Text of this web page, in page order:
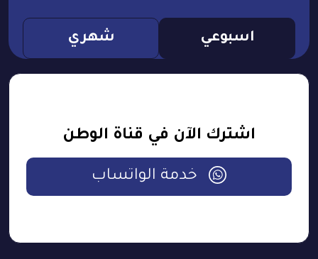
اسبوعي شهري
اشترك الآن في قناة الوطن
خدمة الواتساب